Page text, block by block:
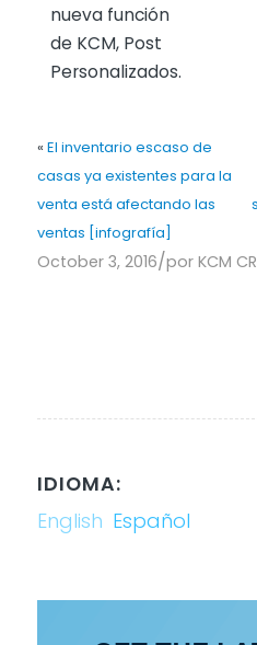
nueva función
de KCM, Post
Personalizados.
« El inventario escaso de
casas ya existentes para la
venta está afectando las
ventas [infografía]
October 3, 2016/por KCM
IDIOMA:
English Español